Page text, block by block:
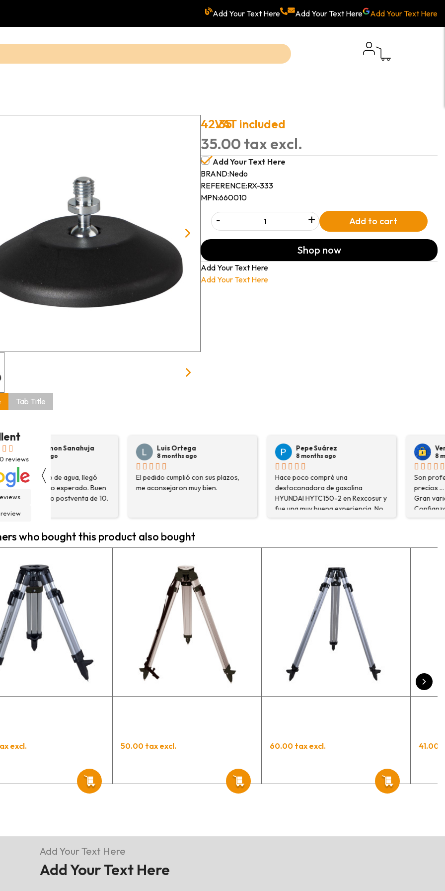
Add Your Text Here Add Your Text Here Add Your Text Here
42.35
VAT included
35.00 tax excl.
Add Your Text Here
BRAND:Nedo
REFERENCE:RX-333
MPN:660010
- + Add to cart
Shop now
Add Your Text Here
Add Your Text Here
Tab Title
reviews
〈
Luis Ortega
8 months ago
El pedido cumplió con sus plazos,
me aconsejaron muy bien.
Pepe Suárez
8 months ago
Hace poco compré una
destoconadora de gasolina
HYUNDAI HYTC150-2 en Rexcosur y
fue una muy buena experiencia. No
solo me encontré el producto que
asesoraron y explicaron con
detalle para asegurarme de que
adecuada para mi trabajo. Salvador,
la persona con que estuve
contactactanto me explicó todo￼
En general, la recomiendo, he
vuelto a comprar, tengo varios
pedidos en proceso y muy
contento.
Veronica Hidalgo
8 months ago
Son profesionales , serios y buenos
precios ... Voy a repetir seguro ...
Gran variedad de depósitos ...
Confianza y buen servicio.
who bought this product also bought
excl. 50.00 tax excl. 60.00 tax excl. 41.00
Add Your Text Here
Add Your Text Here